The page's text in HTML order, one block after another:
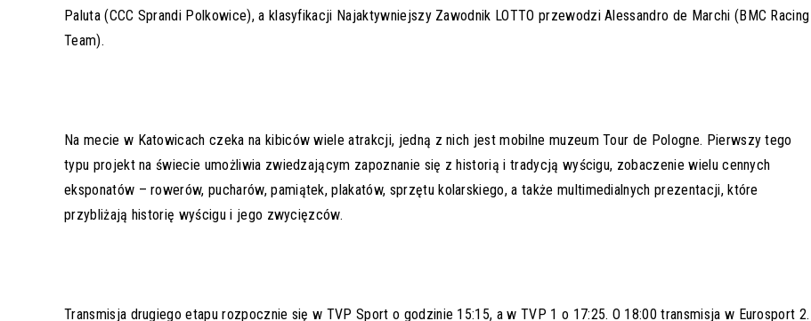
Paluta (CCC Sprandi Polkowice), a klasyfikacji Najaktywniejszy Zawodnik LOTTO przewodzi Alessandro de Marchi (BMC Racing
Team).
Na mecie w Katowicach czeka na kibiców wiele atrakcji, jedną z nich jest mobilne muzeum Tour de Pologne. Pierwszy tego
typu projekt na świecie umożliwia zwiedzającym zapoznanie się z historią i tradycją wyścigu, zobaczenie wielu cennych
eksponatów – rowerów, pucharów, pamiątek, plakatów, sprzętu kolarskiego, a także multimedialnych prezentacji, które
przybliżają historię wyścigu i jego zwycięzców.
Transmisja drugiego etapu rozpocznie się w TVP Sport o godzinie 15:15, a w TVP 1 o 17:25. O 18:00 transmisja w Eurosport 2.